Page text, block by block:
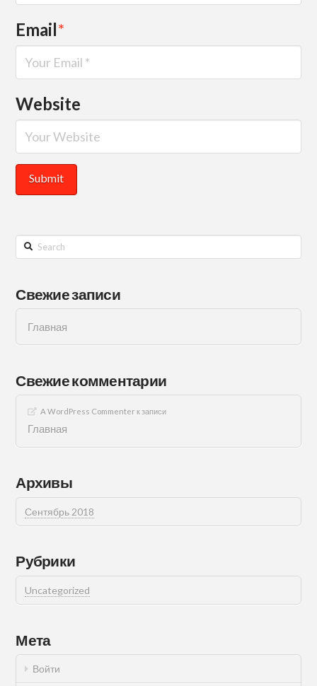
Email*
Website
Search
Свежие записи
Главная
Свежие комментарии
A WordPress Commenterк записи
Главная
Архивы
Сентябрь 2018
Рубрики
Uncategorized
Мета
Войти